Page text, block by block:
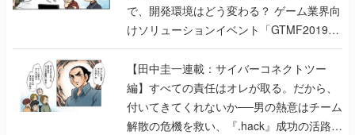
で、開発環境はどう変わる？ ゲーム業界向
けソリューションイベント「GTMF2019」
に行って、より理解を深めよう【PR】
【田中圭一連載：サイバーコネクトツー
編】すべての責任はオレが取る。だから、
付いてきてくれないか──男の熱意はチーム
解散の危機を救い、『.hack』成功の活路を